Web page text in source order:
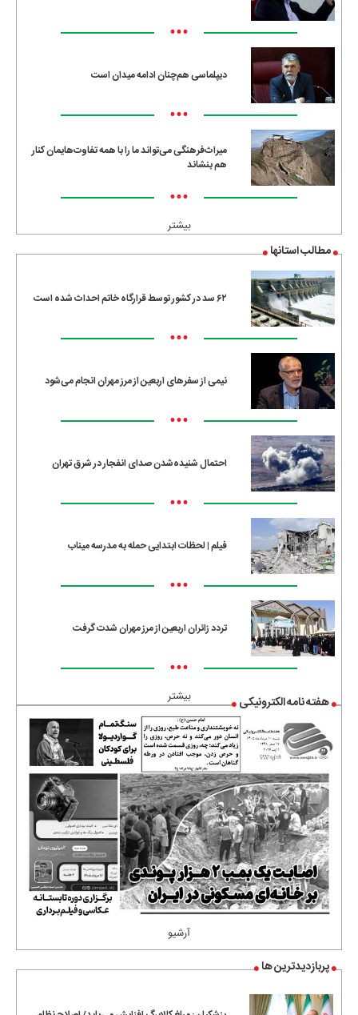
•••
دیپلماسی هم‌چنان ادامه میدان است
•••
میراث‌فرهنگی می‌تواند ما را با همه تفاوت‌هایمان کنار
هم بنشاند
•••
بیشتر
مطالب استانها
۶۲ سد در کشور توسط قرارگاه خاتم احداث شده است
•••
نیمی از سفرهای اربعین از مرز مهران انجام می‌شود
•••
احتمال شنیده‌شدن صدای انفجار در شرق تهران
•••
فیلم | لحظات ابتدایی حمله به مدرسه میناب
•••
تردد زائران اربعین از مرز مهران شدت گرفت
•••
بیشتر هفته نامه الکترونیکی
آرشیو
پربازدیدترین ها